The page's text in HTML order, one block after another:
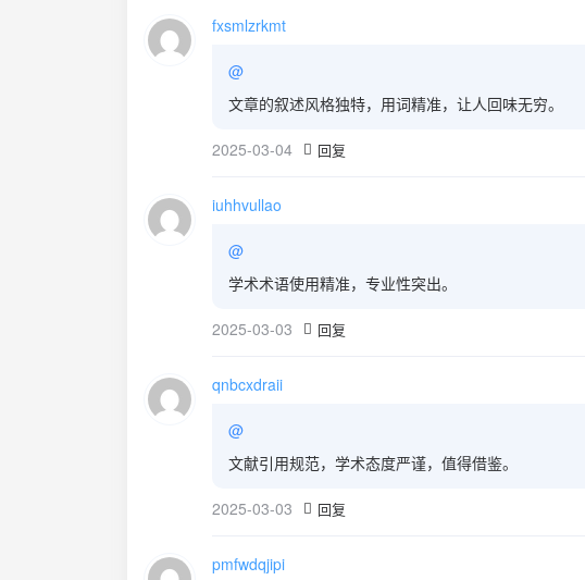
fxsmlzrkmt
@
文章的叙述风格独特，用词精准，让人回味无穷。
2025-03-04 回复
iuhhvullao
@
学术术语使用精准，专业性突出。
2025-03-03 回复
qnbcxdraii
@
文献引用规范，学术态度严谨，值得借鉴。
2025-03-03 回复
pmfwdqjipi